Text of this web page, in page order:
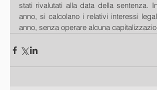
stati rivalutati alla data della sentenza.
anno, si calcolano i relativi interessi
anno, senza operare alcuna